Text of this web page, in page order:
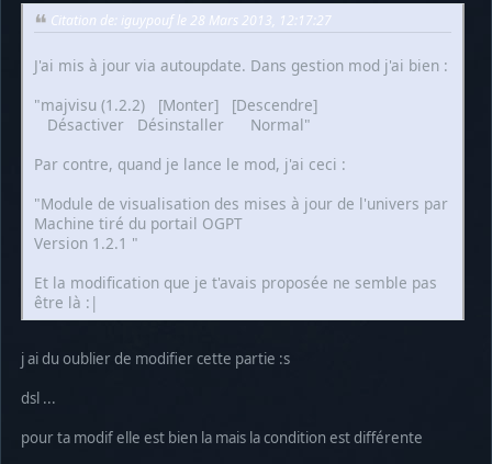
Citation de: iguypouf le 28 Mars 2013, 12:17:27
J'ai mis à jour via autoupdate. Dans gestion mod j'ai bien :
"majvisu (1.2.2) [Monter] [Descendre]
Désactiver Désinstaller Normal"
Par contre, quand je lance le mod, j'ai ceci :
"Module de visualisation des mises à jour de l'univers par
Machine tiré du portail OGPT
Version 1.2.1 "
Et la modification que je t'avais proposée ne semble pas
être là :|
j ai du oublier de modifier cette partie :s
dsl ...
pour ta modif elle est bien la mais la condition est différente